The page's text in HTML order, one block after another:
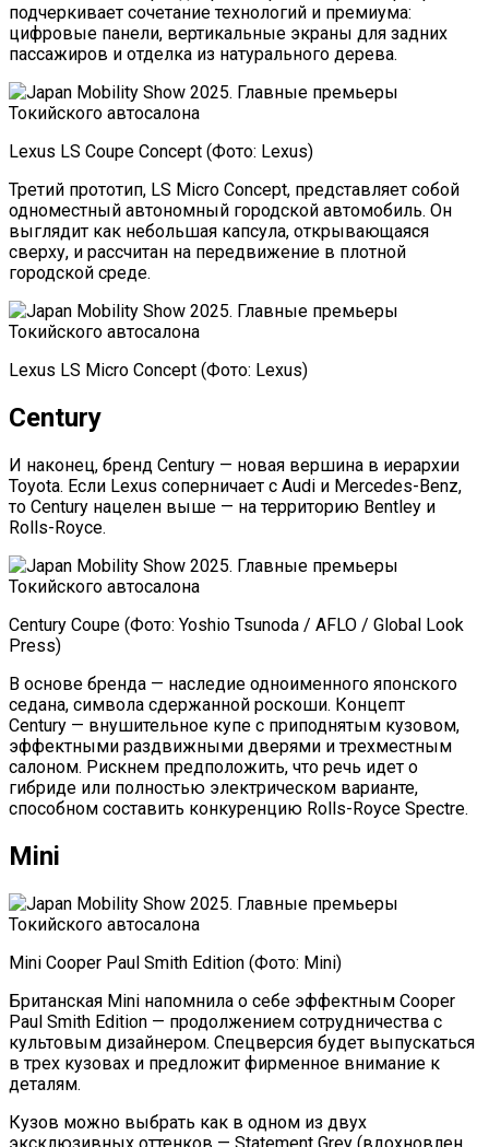
подчеркивает сочетание технологий и премиума:
цифровые панели, вертикальные экраны для задних
пассажиров и отделка из натурального дерева.
Lexus LS Coupe Concept (Фото: Lexus)
Третий прототип, LS Micro Concept, представляет собой
одноместный автономный городской автомобиль. Он
выглядит как небольшая капсула, открывающаяся
сверху, и рассчитан на передвижение в плотной
городской среде.
Lexus LS Micro Concept (Фото: Lexus)
Century
И наконец, бренд Century — новая вершина в иерархии
Toyota. Если Lexus соперничает с Audi и Mercedes-Benz,
то Century нацелен выше — на территорию Bentley и
Rolls-Royce.
Century Coupe (Фото: Yoshio Tsunoda / AFLO / Global Look
Press)
В основе бренда — наследие одноименного японского
седана, символа сдержанной роскоши. Концепт
Century — внушительное купе с приподнятым кузовом,
эффектными раздвижными дверями и трехместным
салоном. Рискнем предположить, что речь идет о
гибриде или полностью электрическом варианте,
способном составить конкуренцию Rolls-Royce Spectre.
Mini
Mini Cooper Paul Smith Edition (Фото: Mini)
Британская Mini напомнила о себе эффектным Cooper
Paul Smith Edition — продолжением сотрудничества с
культовым дизайнером. Спецверсия будет выпускаться
в трех кузовах и предложит фирменное внимание к
деталям.
Кузов можно выбрать как в одном из двух
эксклюзивных оттенков — Statement Grey (вдохновлен